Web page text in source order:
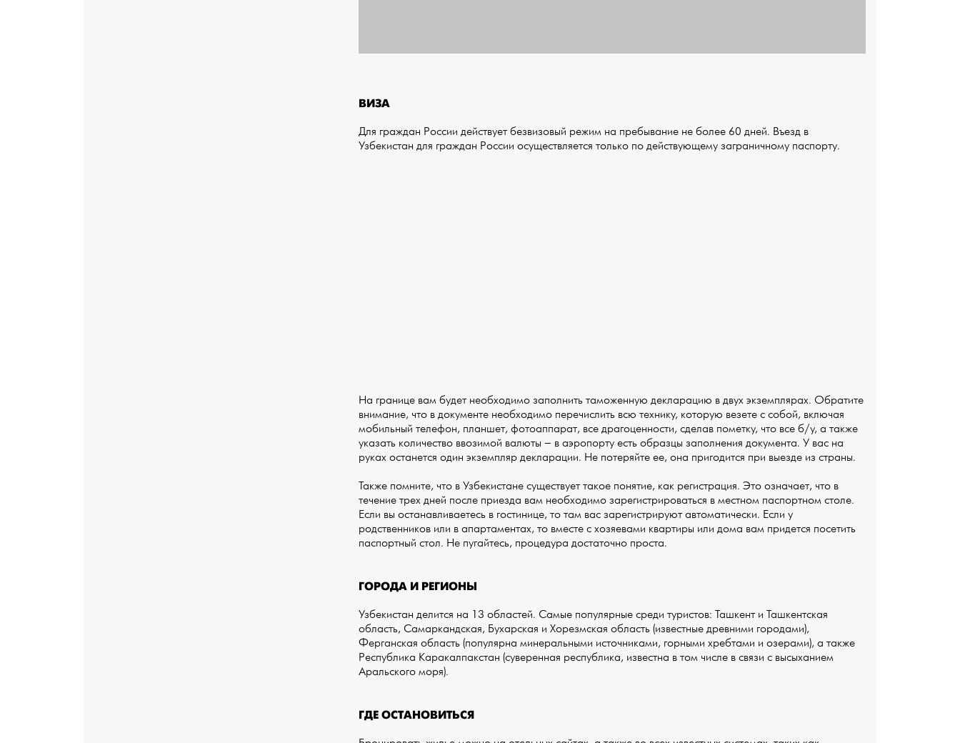
ВИЗА
Для граждан России действует безвизовый режим на пребывание не более 60 дней. Въезд в
Узбекистан для граждан России осуществляется только по действующему заграничному паспорту.
На границе вам будет необходимо заполнить таможенную декларацию в двух экземплярах. Обратите
внимание, что в документе необходимо перечислить всю технику, которую везете с собой, включая
мобильный телефон, планшет, фотоаппарат, все драгоценности, сделав пометку, что все б/у, а также
указать количество ввозимой валюты – в аэропорту есть образцы заполнения документа. У вас на
руках останется один экземпляр декларации. Не потеряйте ее, она пригодится при выезде из страны.
Также помните, что в Узбекистане существует такое понятие, как регистрация. Это означает, что в
течение трех дней после приезда вам необходимо зарегистрироваться в местном паспортном столе.
Если вы останавливаетесь в гостинице, то там вас зарегистрируют автоматически. Если у
родственников или в апартаментах, то вместе с хозяевами квартиры или дома вам придется посетить
паспортный стол. Не пугайтесь, процедура достаточно проста.
ГОРОДА И РЕГИОНЫ
Узбекистан делится на 13 областей. Самые популярные среди туристов: Ташкент и Ташкентская
область, Самаркандская, Бухарская и Хорезмская область (известные древними городами),
Ферганская область (популярна минеральными источниками, горными хребтами и озерами), а также
Республика Каракалпакстан (суверенная республика, известна в том числе в связи с высыханием
Аральского моря).
ГДЕ ОСТАНОВИТЬСЯ